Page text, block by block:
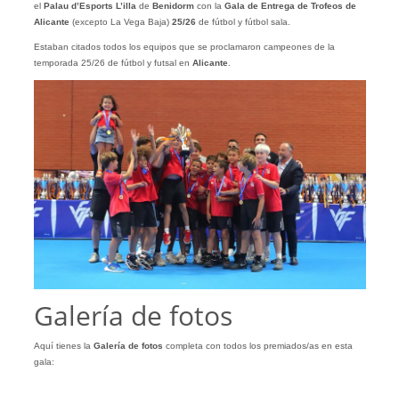
el Palau d’Esports L’illa de Benidormcon la Gala de Entrega de Trofeos de
Alicante (excepto La Vega Baja)25/26 de fútbol y fútbol sala.
Estaban citados todos los equipos que se proclamaron campeones de la
temporada 25/26 de fútbol y futsal en Alicante.
Galería de fotos
Aquí tienes la Galería de fotos completa con todos los premiados/as en esta
gala: